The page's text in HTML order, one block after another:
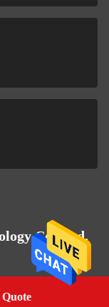
Co., Ltd.
Ltd.